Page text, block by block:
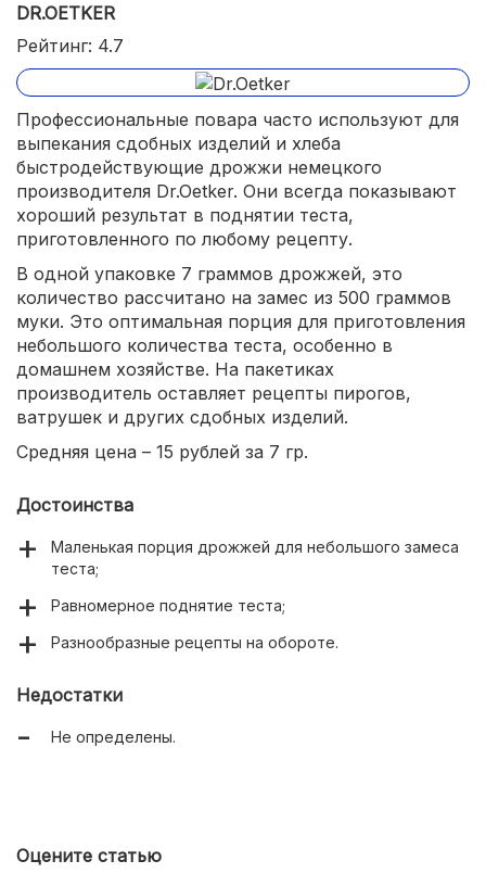
DR.OETKER
Рейтинг: 4.7
Профессиональные повара часто используют для
выпекания сдобных изделий и хлеба
быстродействующие дрожжи немецкого
производителя Dr.Oetker. Они всегда показывают
хороший результат в поднятии теста,
приготовленного по любому рецепту.
В одной упаковке 7 граммов дрожжей, это
количество рассчитано на замес из 500 граммов
муки. Это оптимальная порция для приготовления
небольшого количества теста, особенно в
домашнем хозяйстве. На пакетиках
производитель оставляет рецепты пирогов,
ватрушек и других сдобных изделий.
Средняя цена – 15 рублей за 7 гр.
Достоинства
Маленькая порция дрожжей для небольшого замеса
теста;
Равномерное поднятие теста;
Разнообразные рецепты на обороте.
Недостатки
Не определены.
Оцените статью